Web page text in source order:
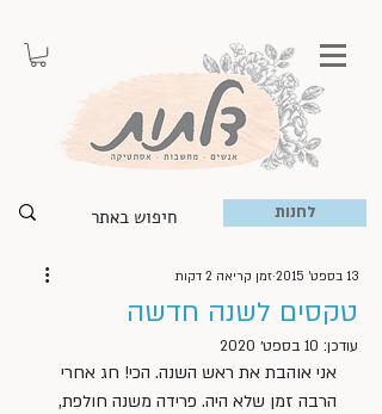
לחנות
טקסים לשנה חדשה
13 בספט׳ 2015 זמן קריאה 2 דקות
עודכן: 10 בספט׳ 2020
אני אוהבת את ראש השנה. הכי! חג אחרי
הרבה זמן שלא היה. פרידה משנה חולפת,